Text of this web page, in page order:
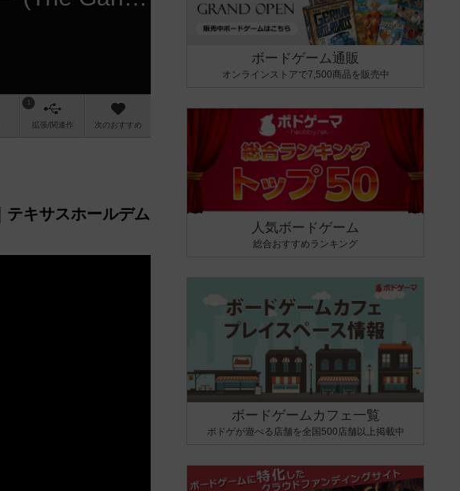
1
拡張/関連作 次のおすすめ
キサスホールデム
ボードゲーム通販
オンラインストアで7,500商品を販売中
人気ボードゲーム
総合おすすめランキング
ボードゲームカフェ一覧
ボドゲが遊べる店舗を全国500店舗以上掲載中